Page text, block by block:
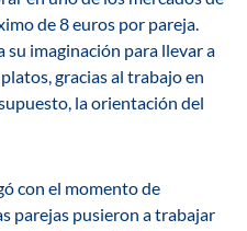
de 8 euros por pareja.
su imaginación para llevar a
gracias al trabajo en
la orientación del
con el momento de
parejas pusieron a trabajar